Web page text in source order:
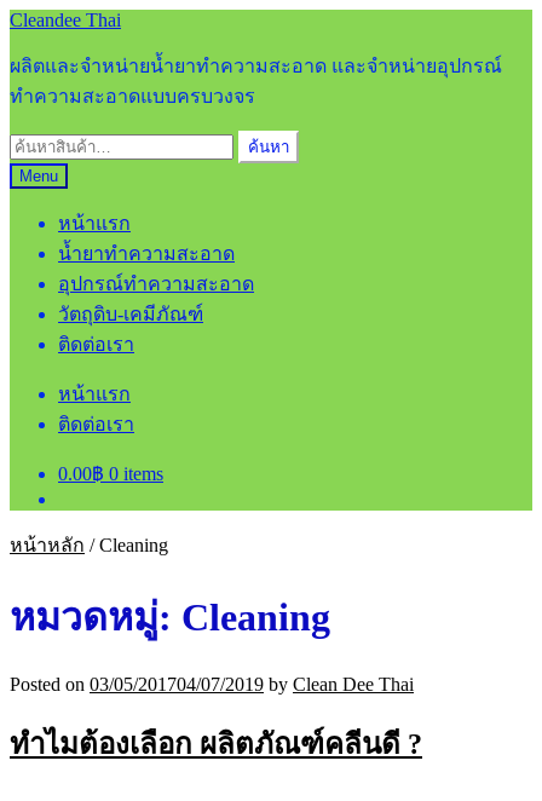
Skip
navigation
Skip
content
Cleandee Thai
ผลิตและจำหน่ายน้ำยาทำความสะอาด และจำหน่ายอุปกรณ์
ทำความสะอาดแบบครบวงจร
ค้นหา:
ค้นหา
Menu
หน้าแรก
น้ำยาทำความสะอาด
อุปกรณ์ทำความสะอาด
วัตถุดิบ-เคมีภัณฑ์
ติดต่อเรา
หน้าแรก
ติดต่อเรา
0.00฿ 0 items
หน้าหลัก /Cleaning
หมวดหมู่: Cleaning
Posted on 03/05/201704/07/2019 by Clean Dee Thai
ทำไมต้องเลือก ผลิตภัณฑ์คลีนดี ?